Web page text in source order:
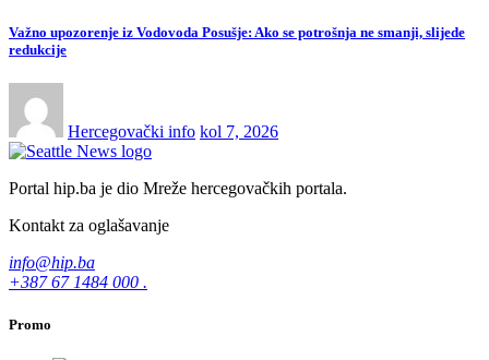
Važno upozorenje iz Vodovoda Posušje: Ako se potrošnja ne smanji, slijede
redukcije
Hercegovački info kol 7, 2026
Portal hip.ba je dio Mreže hercegovačkih portala.
Kontakt za oglašavanje
info@hip.ba
+387 67 1484 000 .
Promo